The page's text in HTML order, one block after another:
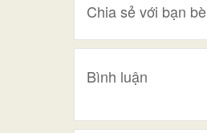
Chia sẻ với bạn bè
Bình luận